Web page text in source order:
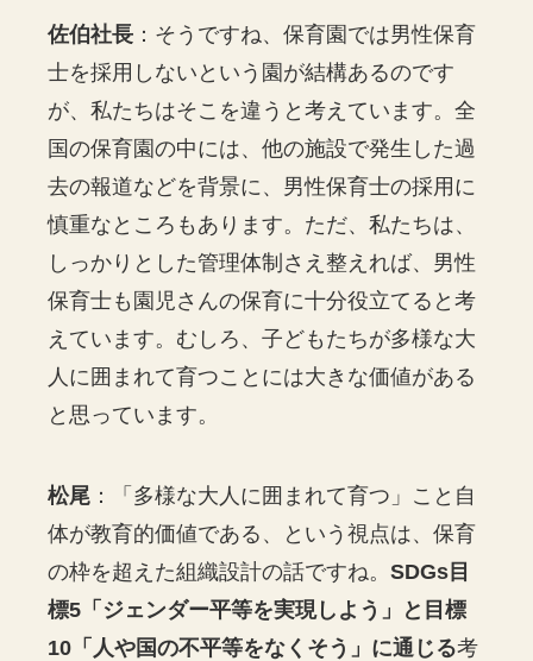
佐伯社長 ：そうですね、保育園では男性保育
士を採用しないという園が結構あるのです
が、私たちはそこを違うと考えています。全
国の保育園の中には、他の施設で発生した過
去の報道などを背景に、男性保育士の採用に
慎重なところもあります。ただ、私たちは、
しっかりとした管理体制さえ整えれば、男性
保育士も園児さんの保育に十分役立てると考
えています。むしろ、子どもたちが多様な大
人に囲まれて育つことには大きな価値がある
と思っています。
松尾 ：「多様な大人に囲まれて育つ」こと自
体が教育的価値である、という視点は、保育
の枠を超えた組織設計の話ですね。SDGs目
標5「ジェンダー平等を実現しよう」と目標
10「人や国の不平等をなくそう」に通じる考